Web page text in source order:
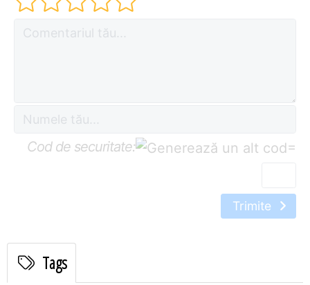
Cod de securitate: =
Trimite
Tags